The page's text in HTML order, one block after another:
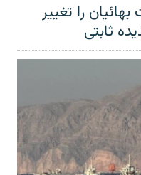
را تغییر
ثابتی